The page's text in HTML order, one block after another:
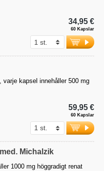
60 Kapslar
34,95 €
varje kapsel innehåller 500 mg
60 Kapslar
59,95 €
Michalzik
1000 mg höggradigt renat